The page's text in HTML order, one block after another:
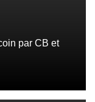
par CB et